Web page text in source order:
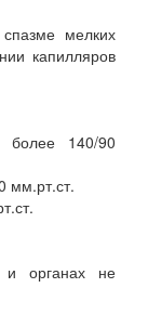
мелких
капилляров
140/90
мм.рт.ст.
органах не